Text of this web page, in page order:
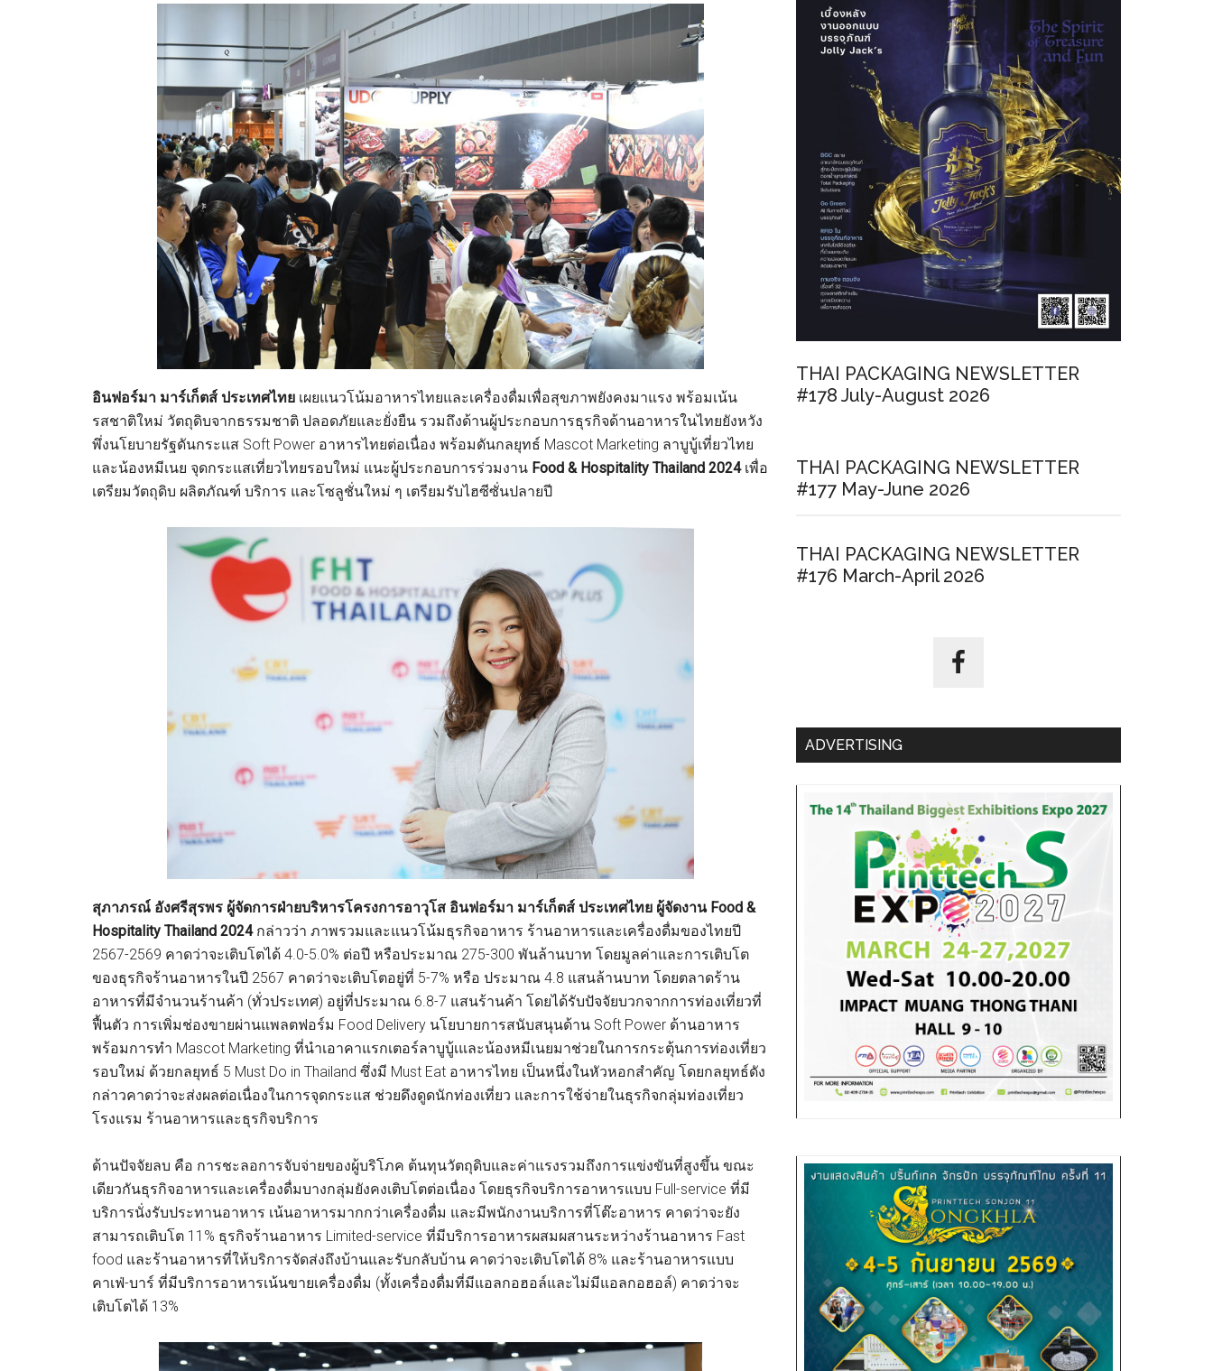
อินฟอร์มา มาร์เก็ตส์ ประเทศไทย เผยแนวโน้มอาหารไทยและเครื่องดื่มเพื่อสุขภาพยังคงมาแรง พร้อมเน้น
รสชาติใหม่ วัตถุดิบจากธรรมชาติ ปลอดภัยและยั่งยืน รวมถึงด้านผู้ประกอบการธุรกิจด้านอาหารในไทยยังหวัง
พึ่งนโยบายรัฐดันกระแส Soft Power อาหารไทยต่อเนื่อง พร้อมดันกลยุทธ์ Mascot Marketing ลาบูบู้เที่ยวไทย
และน้องหมีเนย จุดกระแสเที่ยวไทยรอบใหม่ แนะผู้ประกอบการร่วมงาน Food & Hospitality Thailand 2024เพื่อ
เตรียมวัตถุดิบ ผลิตภัณฑ์ บริการ และโซลูชั่นใหม่ ๆ เตรียมรับไฮซีซั่นปลายปี
สุภาภรณ์ อังศรีสุรพร ผู้จัดการฝ่ายบริหารโครงการอาวุโส อินฟอร์มา มาร์เก็ตส์ ประเทศไทย ผู้จัดงาน Food &
Hospitality Thailand 2024 กล่าวว่า ภาพรวมและแนวโน้มธุรกิจอาหาร ร้านอาหารและเครื่องดื่มของไทยปี
2567-2569 คาดว่าจะเติบโตได้ 4.0-5.0% ต่อปี หรือประมาณ 275-300 พันล้านบาท โดยมูลค่าและการเติบโต
ของธุรกิจร้านอาหารในปี 2567 คาดว่าจะเติบโตอยู่ที่ 5-7% หรือ ประมาณ 4.8 แสนล้านบาท โดยตลาดร้าน
อาหารที่มีจำนวนร้านค้า (ทั่วประเทศ) อยู่ที่ประมาณ 6.8-7 แสนร้านค้า โดยได้รับปัจจัยบวกจากการท่องเที่ยวที่
ฟื้นตัว การเพิ่มช่องขายผ่านแพลตฟอร์ม Food Delivery นโยบายการสนับสนุนด้าน Soft Power ด้านอาหาร
พร้อมการทำ Mascot Marketing ที่นำเอาคาแรกเตอร์ลาบูบู้เและน้องหมีเนยมาช่วยในการกระตุ้นการท่องเที่ยว
รอบใหม่ ด้วยกลยุทธ์ 5 Must Do in Thailand ซึ่งมี Must Eat อาหารไทย เป็นหนึ่งในหัวหอกสำคัญ โดยกลยุทธ์ดัง
กล่าวคาดว่าจะส่งผลต่อเนื่องในการจุดกระแส ช่วยดึงดูดนักท่องเที่ยว และการใช้จ่ายในธุรกิจกลุ่มท่องเที่ยว
โรงแรม ร้านอาหารและธุรกิจบริการ
ด้านปัจจัยลบ คือ การชะลอการจับจ่ายของผู้บริโภค ต้นทุนวัตถุดิบและค่าแรงรวมถึงการแข่งขันที่สูงขึ้น ขณะ
เดียวกันธุรกิจอาหารและเครื่องดื่มบางกลุ่มยังคงเติบโตต่อเนื่อง โดยธุรกิจบริการอาหารแบบ Full-service ที่มี
บริการนั่งรับประทานอาหาร เน้นอาหารมากกว่าเครื่องดื่ม และมีพนักงานบริการที่โต๊ะอาหาร คาดว่าจะยัง
สามารถเติบโต 11% ธุรกิจร้านอาหาร Limited-service ที่มีบริการอาหารผสมผสานระหว่างร้านอาหาร Fast
food และร้านอาหารที่ให้บริการจัดส่งถึงบ้านและรับกลับบ้าน คาดว่าจะเติบโตได้ 8% และร้านอาหารแบบ
คาเฟ่-บาร์ ที่มีบริการอาหารเน้นขายเครื่องดื่ม (ทั้งเครื่องดื่มที่มีแอลกอฮอล์และไม่มีแอลกอฮอล์) คาดว่าจะ
เติบโตได้ 13%
THAI PACKAGING NEWSLETTER
#178 July-August 2026
THAI PACKAGING NEWSLETTER
#177 May-June 2026
THAI PACKAGING NEWSLETTER
#176 March-April 2026
ADVERTISING